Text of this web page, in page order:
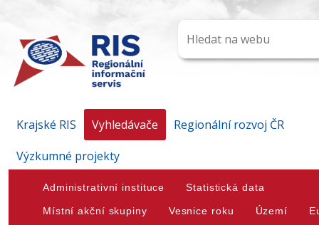
Krajské RIS Vyhledávače
Regionální rozvoj ČR
Výzkumné projekty
Administrativní instituce Statistická data
Místní akční skupiny Vesnice roku Území